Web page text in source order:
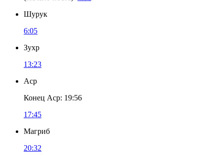
Шурук
6:05
Зухр
13:23
Аср
Конец Аср: 19:56
17:45
Магриб
20:32